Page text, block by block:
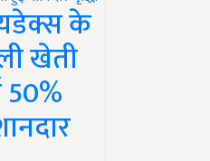
के
खेती